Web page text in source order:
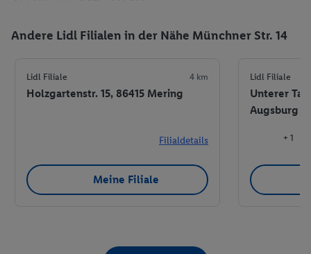
Andere Lidl Filialen in der Nähe Münchner Str. 14
Lidl Filiale 4 km
Holzgartenstr. 15, 86415 Mering
Filialdetails
Meine Filiale
Lidl Filiale
Unterer
Augsburg
+ 1